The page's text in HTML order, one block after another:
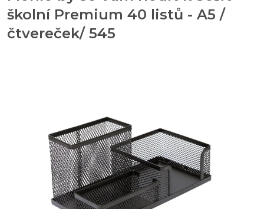
školní Premium 40 listů - A5 /
čtvereček/ 545